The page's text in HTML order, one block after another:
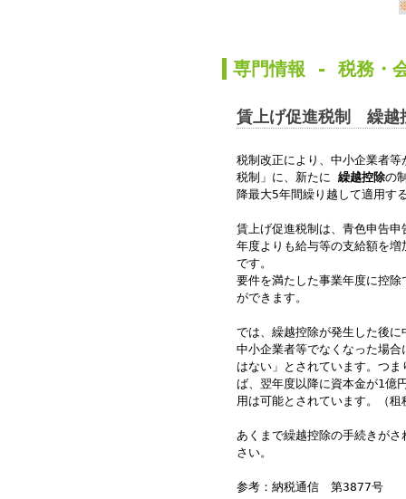
専門情報 - 税務・
賃上げ促進税制 繰越
税制改正により、中小企業者
税制」に、新たに 繰越控除の
降最大5年間繰り越して適用す
賃上げ促進税制は、青色申告申
年度よりも給与等の支給額を
です。
要件を満たした事業年度に控
ができます。
では、繰越控除が発生した後
中小企業者等でなくなった場合
はない」とされています。つ
ば、 翌年度以降に資本金が1億
用は可能とされています。（租
あくまで繰越控除の手続きが
さい。
参考：納税通信 第3877号